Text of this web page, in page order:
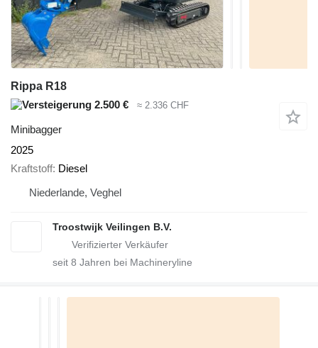
Rippa R18
2.500 €
≈ 2.336 CHF
Minibagger
2025
Kraftstoff Diesel
Niederlande, Veghel
Troostwijk Veilingen B.V.
seit 8 Jahren bei Machineryline